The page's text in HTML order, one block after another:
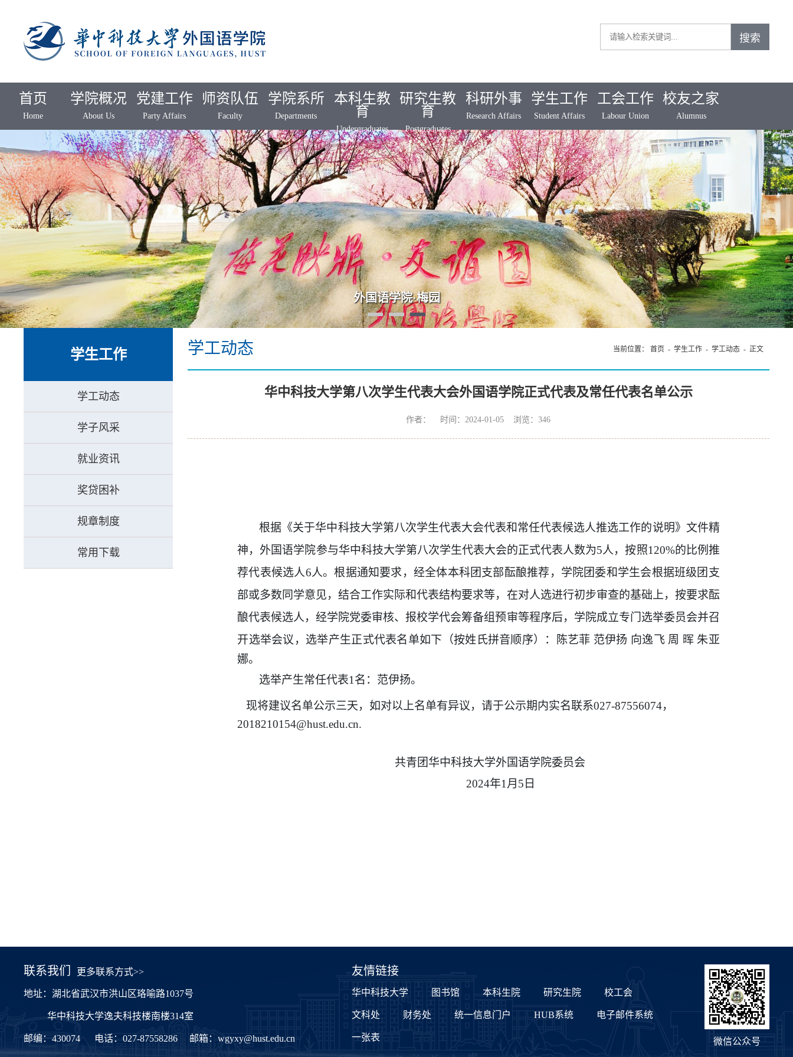
首页
Home
学院概况
About Us
党建工作
Party Affairs
师资队伍
Faculty
学院系所
Departments
本科生教
育
Undergraduates
研究生教
育
Postgraduates
科研外事
Research Affairs
学生工作
Student Affairs
工会工作
Labour Union
校友之家
Alumnus
外国语学院·梅园
学生工作
学工动态
学子风采
就业资讯
奖贷困补
规章制度
常用下载
学工动态 当前位置： 首页 - 学生工作- 学工动态- 正文
华中科技大学第八次学生代表大会外国语学院正式代表及常任代表名单公示
作者： 时间：2024-01-05 浏览：346
根据《关于华中科技大学第八次学生代表大会代表和常任代表候选人推选工作的说明》文件精
神，外国语学院参与华中科技大学第八次学生代表大会的正式代表人数为5人，按照120%的比例推
荐代表候选人6人。根据通知要求，经全体本科团支部酝酿推荐，学院团委和学生会根据班级团支
部或多数同学意见，结合工作实际和代表结构要求等，在对人选进行初步审查的基础上，按要求酝
酿代表候选人，经学院党委审核、报校学代会筹备组预审等程序后，学院成立专门选举委员会并召
开选举会议，选举产生正式代表名单如下（按姓氏拼音顺序）：
陈艺菲 范伊扬 向逸飞 周 晖 朱亚
娜。
选举产生常任代表1名：范伊扬。
现将建议名单公示三天，如对以上名单有异议，请于公示期内实名联系027-87556074，
2018210154@hust.edu.cn.
共青团华中科技大学外国语学院委员会
2024年1月5日
联系我们 更多联系方式>>
地址：湖北省武汉市洪山区珞喻路1037号
华中科技大学逸夫科技楼南楼314室
邮编：430074 电话：027-87558286 邮箱：wgyxy@hust.edu.cn
友情链接
华中科技大学 图书馆 本科生院 研究生院 校工会
文科处 财务处 统一信息门户 HUB系统 电子邮件系统
一张表 微信公众号